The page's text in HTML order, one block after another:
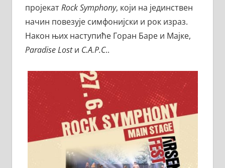
пројекатRock Symphony, који на јединствен
начин повезује симфонијски и рок израз.
Након њих наступиће Горан Баре и Мајке,
Paradise Lostи С.А.Р.С..